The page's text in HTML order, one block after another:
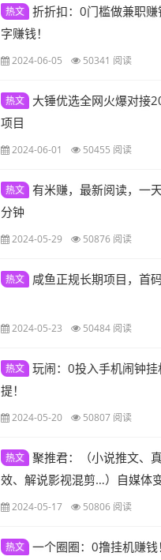
热文 折折扣：0门槛做兼职
字赚钱！
2024-06-05 50341 阅读
热文
大锤优选全网火爆对接
项目
2024-06-01 50455 阅读
热文 有米赚，最新阅读，一
分钟
2024-05-29 50876 阅读
热文 咸鱼正规长期项目，首
2024-05-23 50484 阅读
热文 玩闹：0投入手机闹钟
提！
2024-05-20 50807 阅读
热文 聚推君：（小说推文、
效、解说影视混剪…）自媒体变
2024-05-17 50806 阅读
热文 一个圈圈：0撸挂机赚钱